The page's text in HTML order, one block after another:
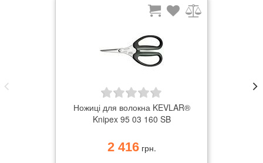
Ножиці для волокна KEVLAR®
Knipex 95 03 160 SB
2 416грн.